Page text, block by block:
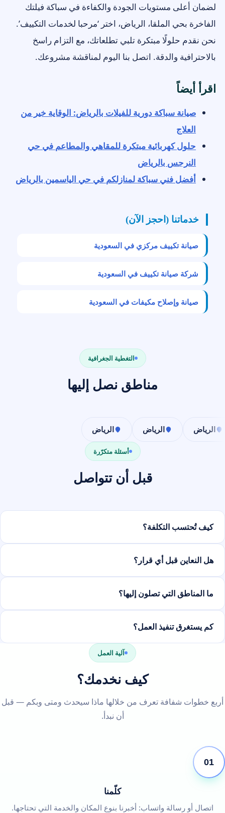
لضمان أعلى مستويات الجودة والكفاءة في سباكة فيلتك
الفاخرة بحي الملقا، الرياض، اختر ‘مرحبا لخدمات التكييف’.
نحن نقدم حلولًا مبتكرة تلبي تطلعاتك، مع التزام راسخ
بالاحترافية والدقة. اتصل بنا اليوم لمناقشة مشروعك.
اقرأ أيضاً
صيانة سباكة دورية للفيلات بالرياض: الوقاية خير من
العلاج
حلول كهربائية مبتكرة للمقاهي والمطاعم في حي
النرجس بالرياض
أفضل فني سباكة لمنازلكم في حي الياسمين بالرياض
خدماتنا (احجز الآن)
صيانة تكييف مركزي في السعودية
شركة صيانة تكييف في السعودية
صيانة وإصلاح مكيفات في السعودية
التغطية الجغرافية
مناطق نصل إليها
الرياض الرياض الرياض
أسئلة متكرّرة
قبل أن تتواصل
كيف تُحتسب التكلفة؟
هل النعاين قبل أي قرار؟
ما المناطق التي تصلون إليها؟
كم يستغرق تنفيذ العمل؟
آلية العمل
كيف نخدمك؟
أربع خطوات شفافة تعرف من خلالها ماذا سيحدث ومتى وبكم — قبل
أن نبدأ.
01
كلّمنا
اتصال أو رسالة واتساب: أخبرنا بنوع المكان والخدمة التي تحتاجها.